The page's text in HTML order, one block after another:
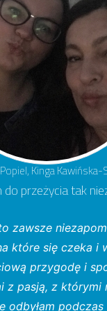
Kinga
przeżycia tak
zawsze
które się czeka i
przygodę i
z pasją, z którymi
odbyłam podczas